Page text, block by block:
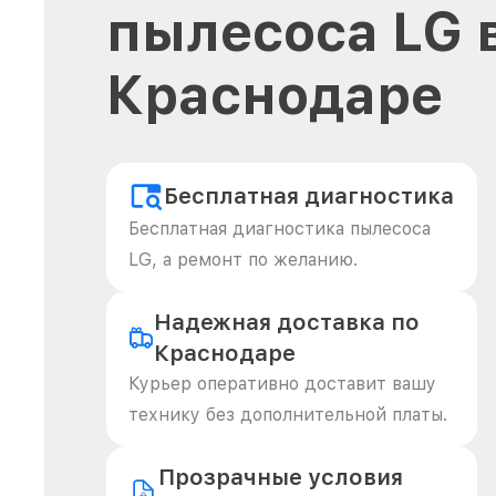
пылесоса LG
Краснодаре
Бесплатная диагностика
Бесплатная диагностика пылесоса
LG, а ремонт по желанию.
Надежная доставка по
Краснодаре
Курьер оперативно доставит вашу
технику без дополнительной платы.
Прозрачные условия